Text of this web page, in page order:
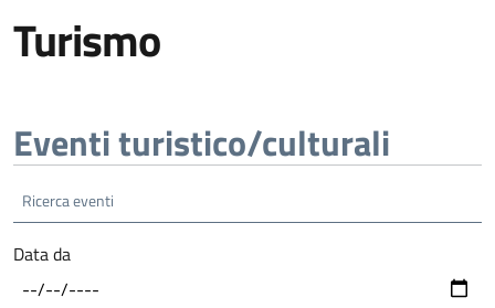
Turismo
Eventi turistico/culturali
Data da